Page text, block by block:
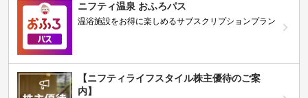
ニフティ温泉 おふろパス
温浴施設をお得に楽しめるサブスクリプションプラン
【ニフティライフスタイル株主優待のご案
内】